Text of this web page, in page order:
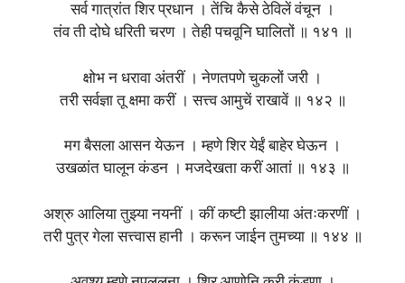
सर्व गात्रांत शिर प्रधान । तेंचि कैसे ठेविलें वंचून ।
तंव ती दोघे धरिती चरण । तेही पचवूनि घालितों ॥ १४१ ॥
क्षोभ न धरावा अंतरीं । नेणतपणे चुकलों जरी ।
तरी सर्वज्ञा तू क्षमा करीं । सत्त्व आमुचें राखावें ॥ १४२ ॥
मग बैसला आसन येऊन । म्हणे शिर येईं बाहेर घेऊन ।
उखळांत घालून कंडन । मजदेखता करीं आतां ॥ १४३ ॥
अश्रु आलिया तुझ्या नयनीं । कीं कष्टी झालीया अंतःकरणीं ।
तरी पुत्र गेला सत्त्वास हानी । करून जाईन तुमच्या ॥ १४४ ॥